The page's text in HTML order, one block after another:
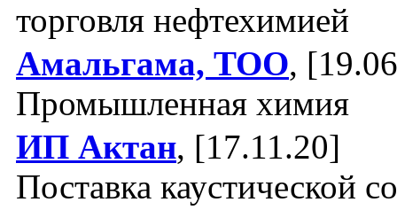
торговля нефтехимией
Амальгама, ТОО,
Промышленная химия
ИП Актан, [17.11.20]
Поставка каустической